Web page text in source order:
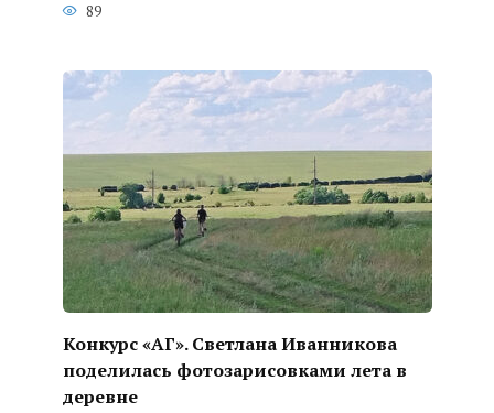
89
Конкурс «АГ». Светлана Иванникова
поделилась фотозарисовками лета в
деревне